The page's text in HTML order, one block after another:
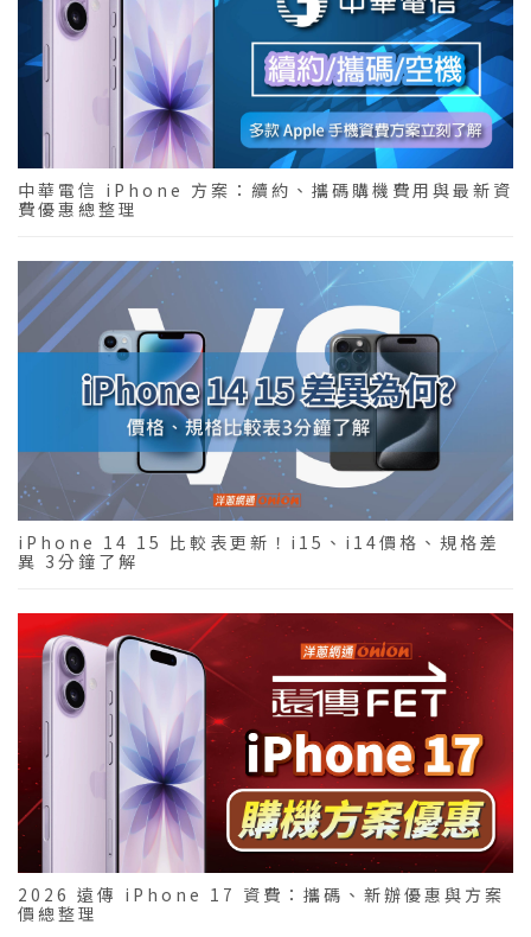
中華電信 iPhone 方案：續約、攜碼購機費用與最新資
費優惠總整理
iPhone 14 15 比較表更新！i15、i14價格、規格差
異 3分鐘了解
2026 遠傳 iPhone 17 資費：攜碼、新辦優惠與方案
價總整理